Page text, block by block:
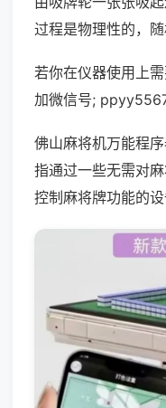
过程是物理性的，随
若你在仪器使用上
加微信号;
佛山麻将机万能程
指通过一些无需对
控制麻将牌功能的设